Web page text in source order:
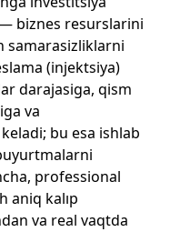
biznes resurslarini
samarasizliklarni
(injektsiya)
darajasiga, qism
va
bu esa ishlab
professional
aniq kalıp
va real vaqtda